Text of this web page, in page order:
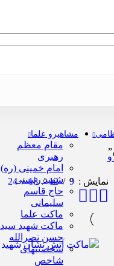
مشاهیرو علما
مقام معظم
رهبری
امام خمینی (ره)
شهید رئیسی
حاج قاسم
سلیمانی
ماکت علما
ماکت شهید سید
حسن نصرالله
شخصیتهای
شاخص
نمایش 9
12
18
24